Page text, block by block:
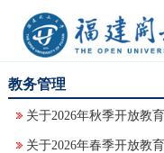
教务管理
关于2026年秋季开放教
关于2026年春季开放教